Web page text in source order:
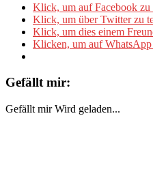
Klick, um auf Facebook zu
Klick, um über Twitter zu
Klick, um dies einem
Klicken, um auf
Gefällt mir:
Gefällt mir Wird geladen...